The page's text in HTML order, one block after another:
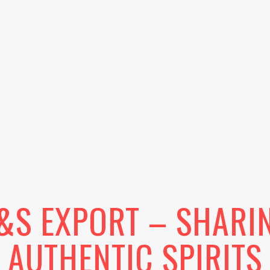
EXPORT –
AUTHENTIC SPIRITS